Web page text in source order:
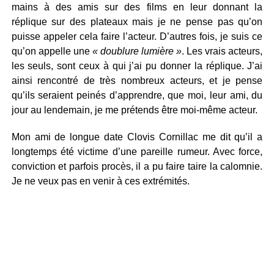
mains à des amis sur des films en leur donnant la
réplique sur des plateaux mais je ne pense pas qu’on
puisse appeler cela faire l’acteur. D’autres fois, je suis ce
qu’on appelle une « doublure lumière ». Les vrais acteurs,
les seuls, sont ceux à qui j’ai pu donner la réplique. J’ai
ainsi rencontré de très nombreux acteurs, et je pense
qu’ils seraient peinés d’apprendre, que moi, leur ami, du
jour au lendemain, je me prétends être moi-même acteur.
Mon ami de longue date Clovis Cornillac me dit qu’il a
longtemps été victime d’une pareille rumeur. Avec force,
conviction et parfois procès, il a pu faire taire la calomnie.
Je ne veux pas en venir à ces extrémités.